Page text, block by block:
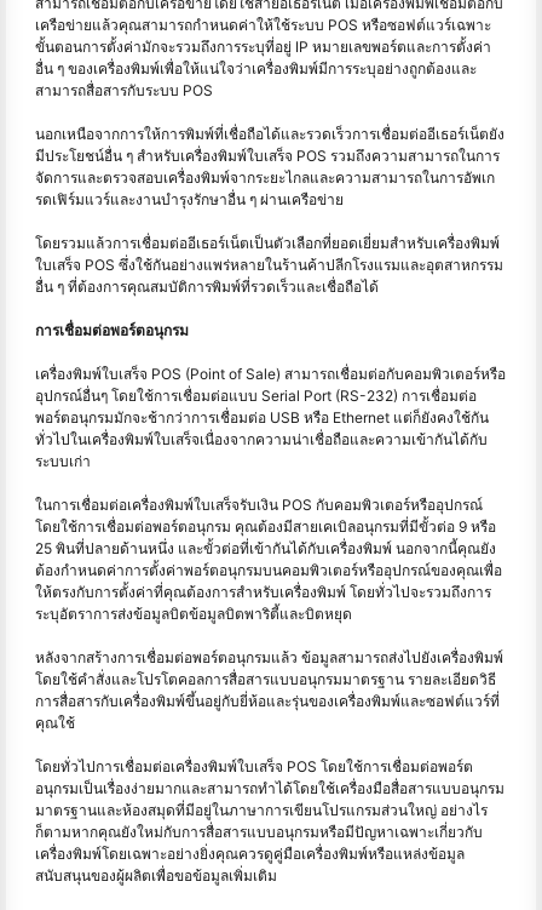
เครือข่ายแล้วคุณสามารถกำหนดค่าให้ใช้ระบบ POS หรือซอฟต์แวร์เฉพาะ
ขั้นตอนการตั้งค่ามักจะรวมถึงการระบุที่อยู่ IP หมายเลขพอร์ตและการตั้งค่า
อื่น ๆ ของเครื่องพิมพ์เพื่อให้แน่ใจว่าเครื่องพิมพ์มีการระบุอย่างถูกต้องและ
สามารถสื่อสารกับระบบ POS
นอกเหนือจากการให้การพิมพ์ที่เชื่อถือได้และรวดเร็วการเชื่อมต่ออีเธอร์เน็ตยัง
มีประโยชน์อื่น ๆ สำหรับเครื่องพิมพ์ใบเสร็จ POS รวมถึงความสามารถในการ
จัดการและตรวจสอบเครื่องพิมพ์จากระยะไกลและความสามารถในการอัพเก
รดเฟิร์มแวร์และงานบำรุงรักษาอื่น ๆ ผ่านเครือข่าย
โดยรวมแล้วการเชื่อมต่ออีเธอร์เน็ตเป็นตัวเลือกที่ยอดเยี่ยมสำหรับเครื่องพิมพ์
ใบเสร็จ POS ซึ่งใช้กันอย่างแพร่หลายในร้านค้าปลีกโรงแรมและอุตสาหกรรม
อื่น ๆ ที่ต้องการคุณสมบัติการพิมพ์ที่รวดเร็วและเชื่อถือได้
การเชื่อมต่อพอร์ตอนุกรม
เครื่องพิมพ์ใบเสร็จ POS (Point of Sale) สามารถเชื่อมต่อกับคอมพิวเตอร์หรือ
อุปกรณ์อื่นๆ โดยใช้การเชื่อมต่อแบบ Serial Port (RS-232) การเชื่อมต่อ
พอร์ตอนุกรมมักจะช้ากว่าการเชื่อมต่อ USB หรือ Ethernet แต่ก็ยังคงใช้กัน
ทั่วไปในเครื่องพิมพ์ใบเสร็จเนื่องจากความน่าเชื่อถือและความเข้ากันได้กับ
ระบบเก่า
ในการเชื่อมต่อเครื่องพิมพ์ใบเสร็จรับเงิน POS กับคอมพิวเตอร์หรืออุปกรณ์
โดยใช้การเชื่อมต่อพอร์ตอนุกรม คุณต้องมีสายเคเบิลอนุกรมที่มีขั้วต่อ 9 หรือ
25 พินที่ปลายด้านหนึ่ง และขั้วต่อที่เข้ากันได้กับเครื่องพิมพ์ นอกจากนี้คุณยัง
ต้องกำหนดค่าการตั้งค่าพอร์ตอนุกรมบนคอมพิวเตอร์หรืออุปกรณ์ของคุณเพื่อ
ให้ตรงกับการตั้งค่าที่คุณต้องการสำหรับเครื่องพิมพ์ โดยทั่วไปจะรวมถึงการ
ระบุอัตราการส่งข้อมูลบิตข้อมูลบิตพาริตี้และบิตหยุด
หลังจากสร้างการเชื่อมต่อพอร์ตอนุกรมแล้ว ข้อมูลสามารถส่งไปยังเครื่องพิมพ์
โดยใช้คำสั่งและโปรโตคอลการสื่อสารแบบอนุกรมมาตรฐาน รายละเอียดวิธี
การสื่อสารกับเครื่องพิมพ์ขึ้นอยู่กับยี่ห้อและรุ่นของเครื่องพิมพ์และซอฟต์แวร์ที่
คุณใช้
โดยทั่วไปการเชื่อมต่อเครื่องพิมพ์ใบเสร็จ POS โดยใช้การเชื่อมต่อพอร์ต
อนุกรมเป็นเรื่องง่ายมากและสามารถทำได้โดยใช้เครื่องมือสื่อสารแบบอนุกรม
มาตรฐานและห้องสมุดที่มีอยู่ในภาษาการเขียนโปรแกรมส่วนใหญ่ อย่างไร
ก็ตามหากคุณยังใหม่กับการสื่อสารแบบอนุกรมหรือมีปัญหาเฉพาะเกี่ยวกับ
เครื่องพิมพ์โดยเฉพาะอย่างยิ่งคุณควรดูคู่มือเครื่องพิมพ์หรือแหล่งข้อมูล
สนับสนุนของผู้ผลิตเพื่อขอข้อมูลเพิ่มเติม